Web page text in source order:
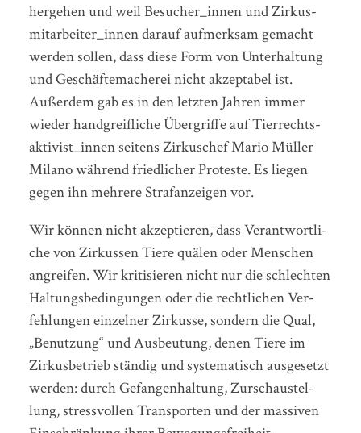
her­ge­hen und weil Be­su­che­r_in­nen und Zir­kus­
mit­ar­bei­te­r_in­nen dar­auf auf­merk­sam ge­macht
wer­den sol­len, dass diese Form von Un­ter­hal­tung
und Ge­schäf­te­ma­che­rei nicht ak­zep­ta­bel ist.
Außerdem gab es in den letzten Jahren immer
wieder handgreifliche Über­grif­fe auf Tier­rechts­
ak­ti­vis­t_in­nen seitens Zirkuschef Mario Mül­ler
Mi­la­no wäh­rend friedlicher Pro­tes­te. Es liegen
gegen ihn mehrere Strafanzeigen vor.
Wir kön­nen nicht ak­zep­tie­ren, dass Ver­ant­wort­li­
che von Zir­kus­sen Tiere quä­len oder Men­schen
an­grei­fen. Wir kri­ti­sie­ren nicht nur die schlech­ten
Hal­tungs­be­din­gun­gen oder die recht­li­chen Ver­
feh­lun­gen ein­zel­ner Zir­kus­se, son­dern die Qual,
„Be­nut­zung“ und Aus­beu­tung, denen Tiere im
Zir­kus­be­trieb stän­dig und sys­te­ma­tisch aus­ge­setzt
wer­den: durch Ge­fan­gen­hal­tung, Zur­schau­stel­
lung, stress­vol­len Trans­por­ten und der mas­si­ven